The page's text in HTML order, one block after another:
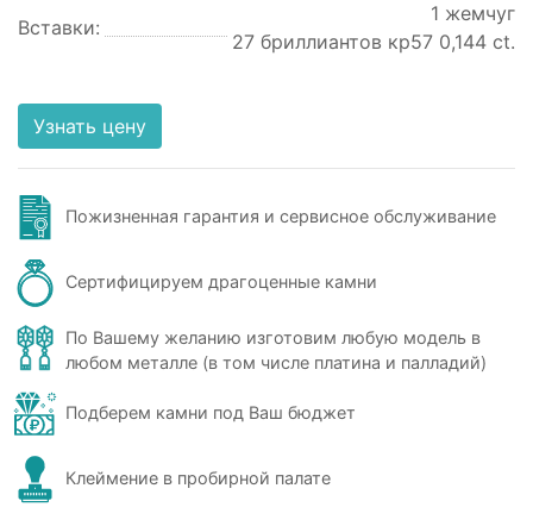
Вставки:
1 жемчуг
27 бриллиантов кр57 0,144 ct.
Узнать цену
Пожизненная гарантия и сервисное обслуживание
Сертифицируем драгоценные камни
По Вашему желанию изготовим любую модель в
любом металле (в том числе платина и палладий)
Подберем камни под Ваш бюджет
Клеймение в пробирной палате